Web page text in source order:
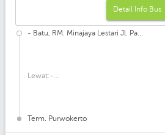
Detail Info Bus
- Batu, RM. Minajaya Lestari Jl. Pa...
Lewat:-...
Term. Purwokerto